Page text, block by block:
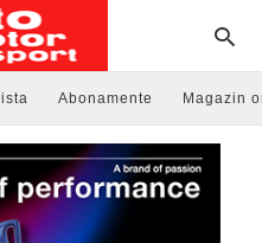
Abonamente Magazin